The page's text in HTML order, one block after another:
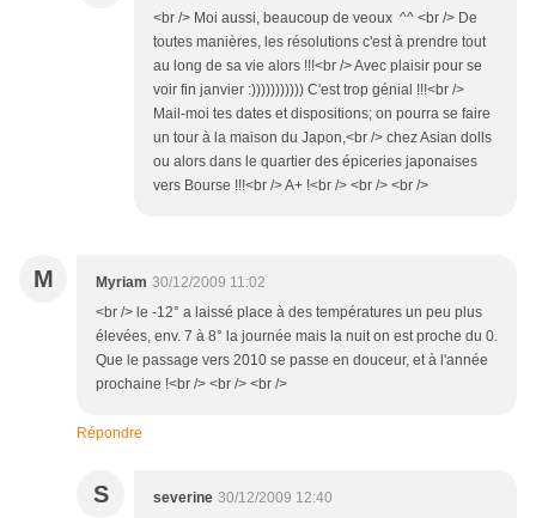
<br /> Moi aussi, beaucoup de veoux ^^ <br /> De
toutes manières, les résolutions c'est à prendre tout
au long de sa vie alors !!!<br /> Avec plaisir pour se
voir fin janvier :))))))))))) C'est trop génial !!!<br />
Mail-moi tes dates et dispositions; on pourra se faire
un tour à la maison du Japon,<br /> chez Asian dolls
ou alors dans le quartier des épiceries japonaises
vers Bourse !!!<br /> A+ !<br /> <br /> <br />
M Myriam 30/12/2009 11:02
<br /> le -12° a laissé place à des températures un peu plus
élevées, env. 7 à 8° la journée mais la nuit on est proche du 0.
Que le passage vers 2010 se passe en douceur, et à l'année
prochaine !<br /> <br /> <br />
Répondre
S severine 30/12/2009 12:40